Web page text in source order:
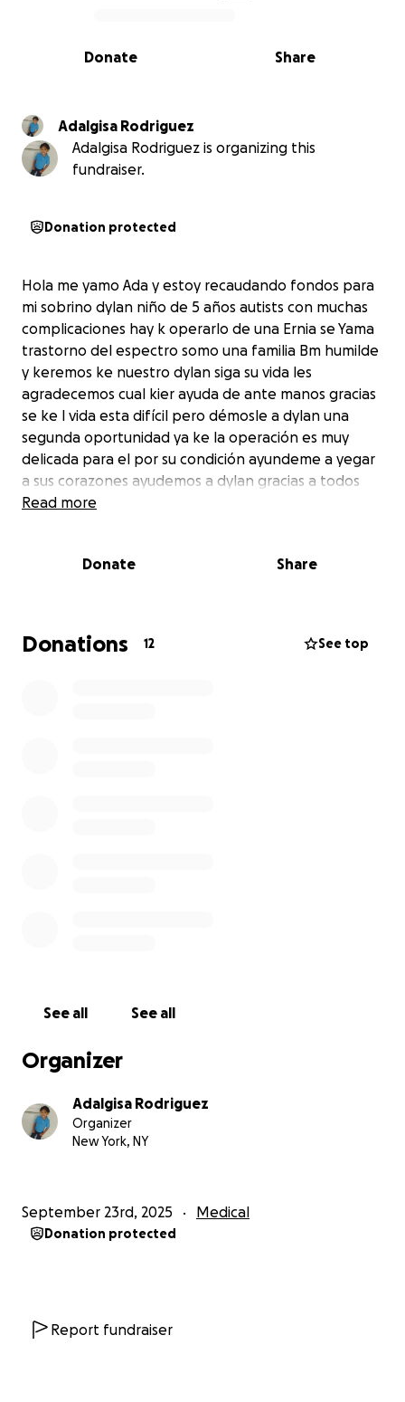
0% complete
Share
Donate
Adalgisa Rodriguez
Adalgisa Rodriguez is organizing this
fundraiser.
Donation protected
Hola me yamo Ada y estoy recaudando fondos para
mi sobrino dylan niño de 5 años autists con muchas
complicaciones hay k operarlo de una Ernia se Yama
trastorno del espectro somo una familia Bm humilde
y keremos ke nuestro dylan siga su vida les
agradecemos cual kier ayuda de ante manos gracias
se ke l vida esta difícil pero démosle a dylan una
segunda oportunidad ya ke la operación es muy
delicada para el por su condición ayundeme a yegar
a sus corazones ayudemos a dylan gracias a todos
todo será para su operación Dios los be cualkiera
Read more
Donate Share
Donations 12 See top
See all See all
Organizer
Adalgisa Rodriguez
Organizer
New York, NY
September 23rd, 2025 Medical
Donation protected
Report fundraiser